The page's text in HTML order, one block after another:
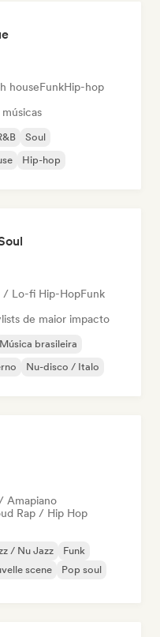
houseFunkHip-hop
Soul
Hip-hop
/ Lo-fi Hip-HopFunk
de maior impacto
Música brasileira
Nu-disco / Italo
Amapiano
Rap / Hip Hop
/ Nu Jazz
Funk
scene
Pop soul